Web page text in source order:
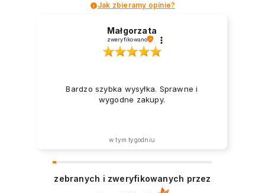
Jak zbieramy opinie?
Małgorzata
zweryfikowano
Bardzo szybka wysyłka. Sprawne i
wygodne zakupy.
w tym tygodniu
zebranych i zweryfikowanych przez